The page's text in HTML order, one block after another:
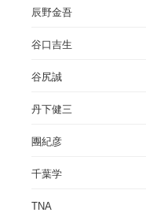
辰野金吾
谷口吉生
谷尻誠
丹下健三
團紀彦
千葉学
TNA